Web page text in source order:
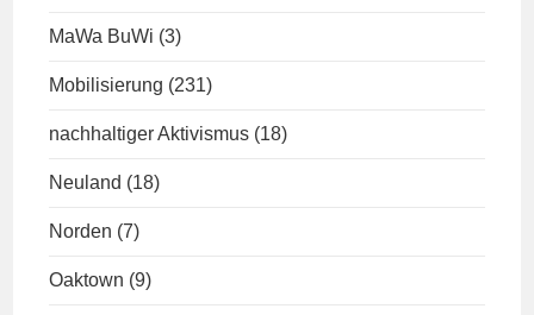
MaWa BuWi (3)
Mobilisierung (231)
nachhaltiger Aktivismus (18)
Neuland (18)
Norden (7)
Oaktown (9)